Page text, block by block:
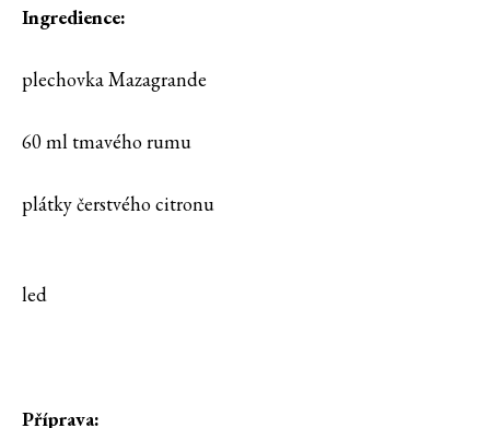
Ingredience:
plechovka Mazagrande
60 ml tmavého rumu
plátky čerstvého citronu
led
Příprava: